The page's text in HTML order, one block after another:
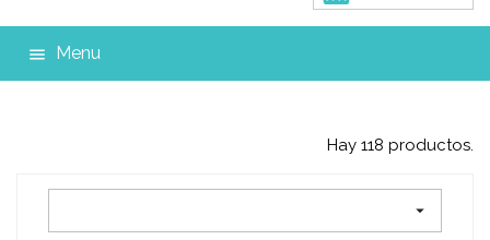
 Menu
Hay 118 productos.
